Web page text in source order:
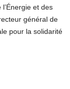
et des
général de
pour la solidarité